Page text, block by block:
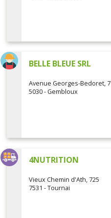
BELLE BLEUE SRL
Avenue Georges-Bedoret, 7
5030 - Gembloux
4NUTRITION
Vieux Chemin d'Ath, 725
7531 - Tournai